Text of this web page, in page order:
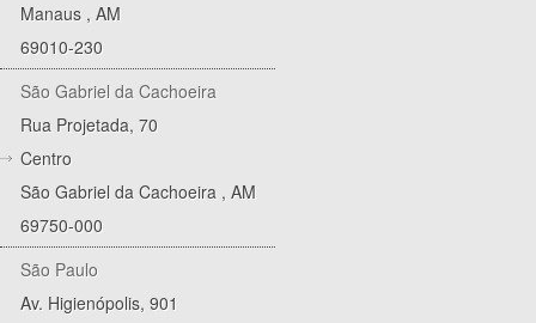
Manaus , AM
69010-230
São Gabriel da Cachoeira
Rua Projetada, 70
Centro
São Gabriel da Cachoeira , AM
69750-000
São Paulo
Av. Higienópolis, 901